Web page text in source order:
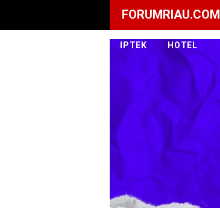
FORUMRIAU.COM
IPTEK HOTEL